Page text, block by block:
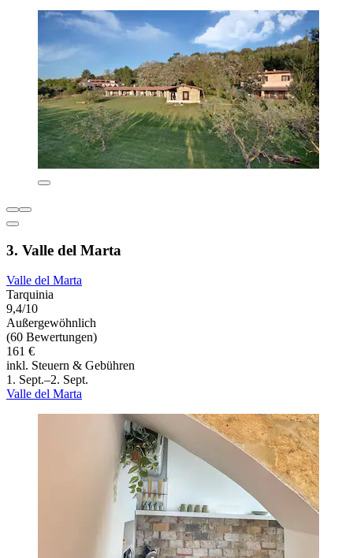
3. Valle del Marta
Valle del Marta
Tarquinia
9,4/10
Außergewöhnlich
(60 Bewertungen)
161 €
inkl. Steuern & Gebühren
1. Sept.–2. Sept.
Valle del Marta